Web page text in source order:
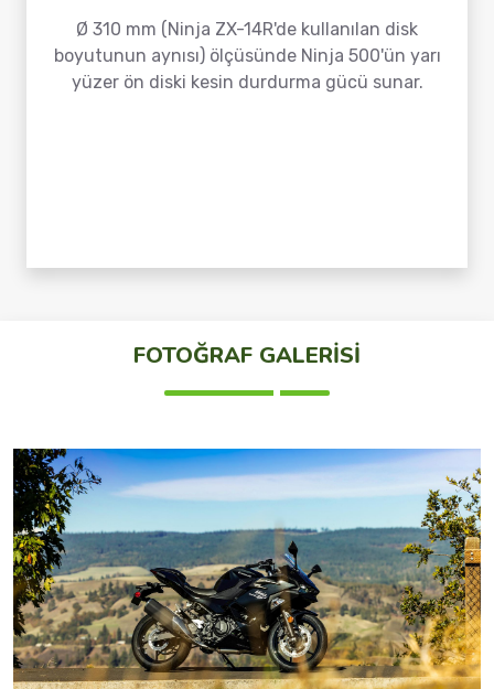
Ø 310 mm (Ninja ZX-14R'de kullanılan disk
boyutunun aynısı) ölçüsünde Ninja 500'ün yarı
yüzer ön diski kesin durdurma gücü sunar.
FOTOĞRAF GALERİSİ